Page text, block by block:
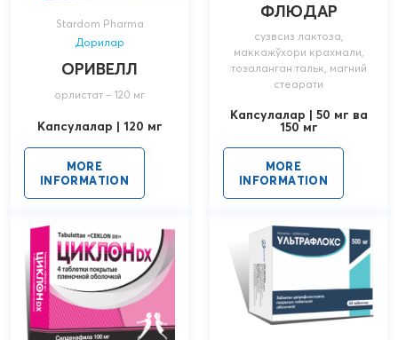
Stardom Pharma
Дорилар
ОРИВЕЛЛ
орлистат – 120 мг
Капсулалар | 120 мг
MORE
INFORMATION
ФЛЮДАР
сузвсиз лактоза,
маккажўхори крахмали,
тозаланган тальк, магний
стеарати
Капсулалар | 50 мг ва
150 мг
MORE
INFORMATION